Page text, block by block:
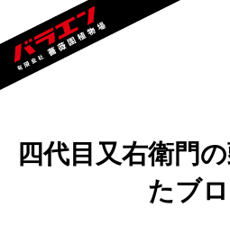
四代目又右衛門
たブ